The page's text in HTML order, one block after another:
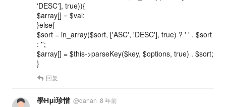
'DESC'], true)){
$array[] = $val;
}else{
$sort = in_array($sort, ['ASC', 'DESC'], true) ? ' ' . $sort
: '';
$array[] = $this->parseKey($key, $options, true) . $sort;
}
回复
學Нμì珍惜 @danan ·8 年前